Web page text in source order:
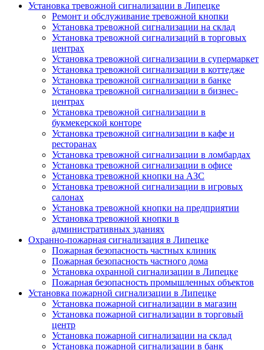
Установка тревожной сигнализации в Липецке
Ремонт и обслуживание тревожной кнопки
Установка тревожной сигнализации на склад
Установка тревожной сигнализаций в торговых
центрах
Установка тревожной сигнализации в супермаркет
Установка тревожной сигнализации в коттедже
Установка тревожной сигнализации в банке
Установка тревожной сигнализации в бизнес-
центрах
Установка тревожной сигнализации в
букмекерской конторе
Установка тревожной сигнализации в кафе и
ресторанах
Установка тревожной сигнализации в ломбардах
Установка тревожной сигнализации в офисе
Установка тревожной кнопки на АЗС
Установка тревожной сигнализации в игровых
салонах
Установка тревожной кнопки на предприятии
Установка тревожной кнопки в
административных зданиях
Охранно-пожарная сигнализация в Липецке
Пожарная безопасность частных клиник
Пожарная безопасность частного дома
Установка охранной сигнализации в Липецке
Пожарная безопасность промышленных объектов
Установка пожарной сигнализации в Липецке
Установка пожарной сигнализации в магазин
Установка пожарной сигнализации в торговый
центр
Установка пожарной сигнализации на склад
Установка пожарной сигнализации в банк